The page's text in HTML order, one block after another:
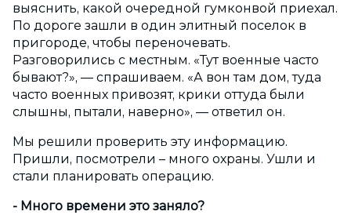
выяснить, какой очередной гумконвой приехал.
По дороге зашли в один элитный поселок в
пригороде, чтобы переночевать.
Разговорились с местным. «Тут военные часто
бывают?», — спрашиваем. «А вон там дом, туда
часто военных привозят, крики оттуда были
слышны, пытали, наверно», — ответил он.
Мы решили проверить эту информацию.
Пришли, посмотрели – много охраны. Ушли и
стали планировать операцию.
- Много времени это заняло?